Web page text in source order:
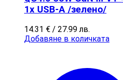
1x USB-A /зелено/
14.31 € / 27.99 лв.
Добавяне в количката